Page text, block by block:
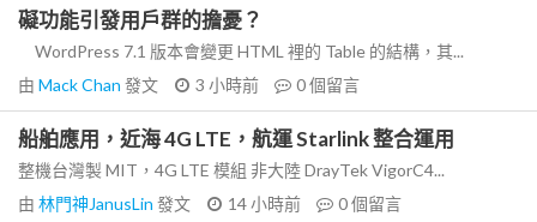
礙功能引發用戶群的擔憂？
WordPress 7.1 版本會變更 HTML 裡的 Table 的結構，其...
由 Mack Chan 發文 3 小時前 0個留言
船舶應用，近海 4G LTE，航運 Starlink 整合運用
整機台灣製 MIT，4G LTE 模組 非大陸 DrayTek VigorC4...
由 林門神JanusLin 發文 14 小時前 0個留言